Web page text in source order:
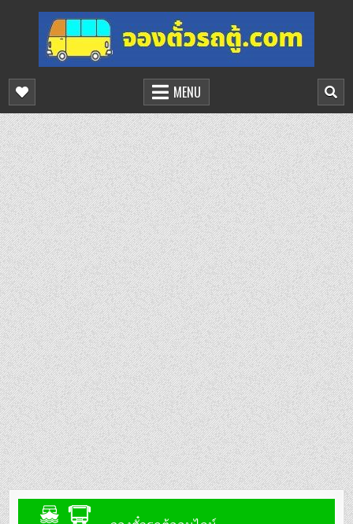
content
จองตั๋วรถตู้ออนไลน์
บริการจองตั๋วรถตู้ออนไลน์
MENU